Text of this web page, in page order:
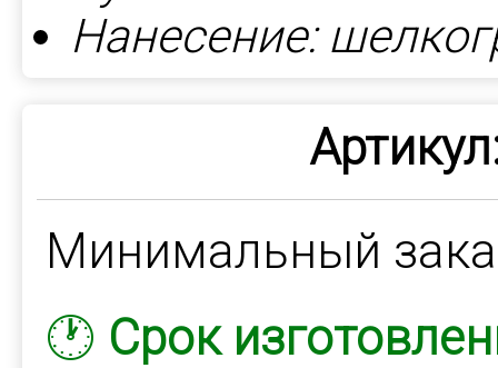
Нанесение:
Минимальный
🕐 Срок